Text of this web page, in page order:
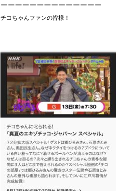
ーーーーーーーーーーーーーー
チコちゃんファンの皆様！